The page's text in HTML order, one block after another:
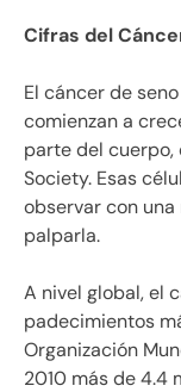
Cifras del
El cáncer de
comienzan a
parte del cuerpo,
Society. Esas
observar con
palparla.
A nivel global, el
padecimientos
Organización
2010 más de 4.4